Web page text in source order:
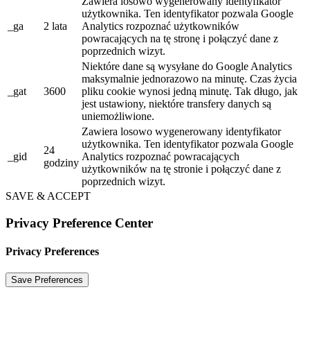
_ga 2 lata
użytkownika. Ten identyfikator pozwala Google
Analytics rozpoznać użytkowników
powracających na tę stronę i połączyć dane z
poprzednich wizyt.
_gat 3600
Niektóre dane są wysyłane do Google Analytics
maksymalnie jednorazowo na minutę. Czas życia
pliku cookie wynosi jedną minutę. Tak długo, jak
jest ustawiony, niektóre transfery danych są
uniemożliwione.
_gid
24
godziny
Zawiera losowo wygenerowany identyfikator
użytkownika. Ten identyfikator pozwala Google
Analytics rozpoznać powracających
użytkowników na tę stronie i połączyć dane z
poprzednich wizyt.
SAVE & ACCEPT
Privacy Preference Center
Privacy Preferences